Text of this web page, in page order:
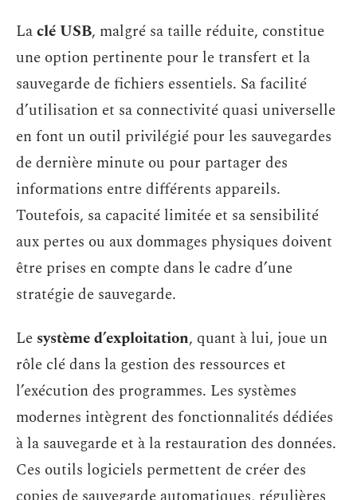
Laclé USB, malgré sa taille réduite, constitue
une option pertinente pour le transfert et la
sauvegarde de fichiers essentiels. Sa facilité
d’utilisation et sa connectivité quasi universelle
en font un outil privilégié pour les sauvegardes
de dernière minute ou pour partager des
informations entre différents appareils.
Toutefois, sa capacité limitée et sa sensibilité
aux pertes ou aux dommages physiques doivent
être prises en compte dans le cadre d’une
stratégie de sauvegarde.
Le système d’exploitation, quant à lui, joue un
rôle clé dans la gestion des ressources et
l’exécution des programmes. Les systèmes
modernes intègrent des fonctionnalités dédiées
à la sauvegarde et à la restauration des données.
Ces outils logiciels permettent de créer des